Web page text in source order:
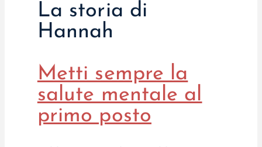
La storia di
Hannah
Metti sempre la
salute mentale al
primo posto